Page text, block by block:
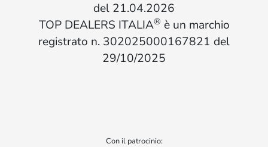
del 21.04.2026
TOP DEALERS ITALIA® è un marchio
registrato n. 302025000167821 del
29/10/2025
Con il patrocinio: